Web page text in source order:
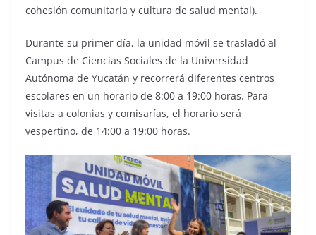
cohesión comunitaria y cultura de salud mental).
Durante su primer día, la unidad móvil se trasladó al
Campus de Ciencias Sociales de la Universidad
Autónoma de Yucatán y recorrerá diferentes centros
escolares en un horario de 8:00 a 19:00 horas. Para
visitas a colonias y comisarías, el horario será
vespertino, de 14:00 a 19:00 horas.